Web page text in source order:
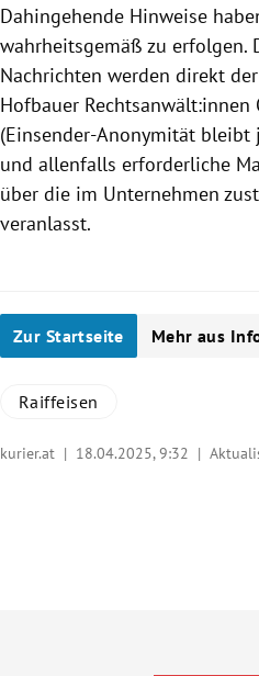
Dahingehende Hinweise
wahrheitsgemäß zu erfolgen.
Nachrichten werden direkt
Hofbauer
(Einsender-Anonymität bleibt
und allenfalls erforderliche
über die im Unternehmen
veranlasst.
Zur Startseite Mehr aus
Raiffeisen
kurier.at | 18.04.2025, 9:32 |